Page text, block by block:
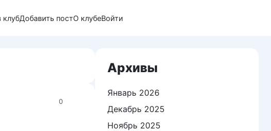
клубДобавить постО клубеВойти
0
Архивы
Январь 2026
Декабрь 2025
Ноябрь 2025